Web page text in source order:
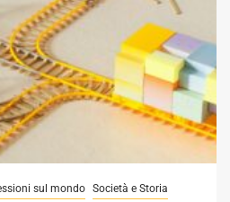
sul mondo Società e Storia